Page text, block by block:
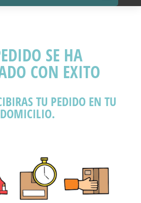
SE HA
CON EXITO
TU PEDIDO EN TU
DOMICILIO.